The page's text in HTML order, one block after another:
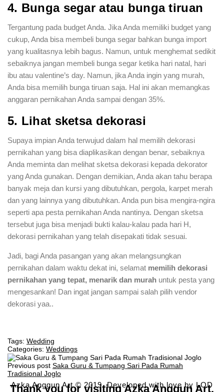
4. Bunga segar atau bunga tiruan
Tergantung pada budget Anda. Jika Anda memiliki budget yang
cukup, Anda bisa membeli bunga segar bahkan bunga import
yang kualitasnya lebih bagus. Namun, untuk menghemat sedikit
sebaiknya jangan membeli bunga segar ketika hari natal, hari
ibu atau valentine’s day. Namun, jika Anda ingin yang murah,
Anda bisa memilih bunga tiruan saja. Hal ini akan memangkas
anggaran pernikahan Anda sampai dengan 35%.
5. Lihat sketsa dekorasi
Supaya impian Anda terwujud dalam hal memilih dekorasi
pernikahan yang bisa diaplikasikan dengan benar, sebaiknya
Anda meminta dan melihat sketsa dekorasi kepada dekorator
yang Anda gunakan. Dengan demikian, Anda akan tahu berapa
banyak meja dan kursi yang dibutuhkan, pergola, karpet merah
dan yang lainnya yang dibutuhkan. Anda pun bisa mengira-ngira
seperti apa pesta pernikahan Anda nantinya. Dengan sketsa
tersebut juga bisa menjadi bukti kalau-kalau pada hari H,
dekorasi pernikahan yang telah disepakati tidak sesuai.
Jadi, bagi Anda pasangan yang akan melangsungkan
pernikahan dalam waktu dekat ini, selamat memilih dekorasi
pernikahan yang tepat, menarik dan murah untuk pesta yang
mengesankan! Dan ingat jangan sampai salah pilih vendor
dekorasi yaa..
Tags: Wedding
Categories: Weddings
Previous post Saka Guru & Tumpang Sari Pada Rumah
Tradisional Joglo
Azka Anggun Art © 2019. Developed with love by LOD
Thank you for visiting Azka Anggun Art.